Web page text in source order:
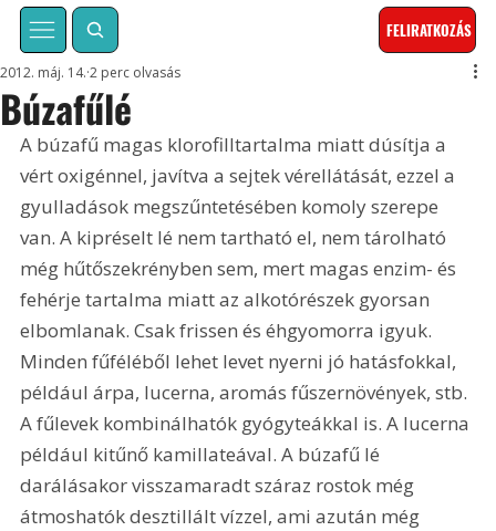
FELIRATKOZÁS
Búzafűlé
2012. máj. 14. 2 perc olvasás
A búzafű magas klorofilltartalma miatt dúsítja a
vért oxigénnel, javítva a sejtek vérellátását, ezzel a
gyulladások megszűntetésében komoly szerepe
van. A kipréselt lé nem tartható el, nem tárolható
még hűtőszekrényben sem, mert magas enzim- és
fehérje tartalma miatt az alkotórészek gyorsan
elbomlanak. Csak frissen és éhgyomorra igyuk.
Minden fűféléből lehet levet nyerni jó hatásfokkal,
például árpa, lucerna, aromás fűszernövények, stb.
A fűlevek kombinálhatók gyógyteákkal is. A lucerna
például kitűnő kamillateával. A búzafű lé
darálásakor visszamaradt száraz rostok még
átmoshatók desztillált vízzel, ami azután még